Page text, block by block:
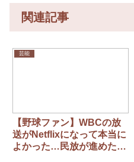
関連記事
芸能
【野球ファン】WBCの放
送がNetflixになって本当に
よかった…民放が進めた